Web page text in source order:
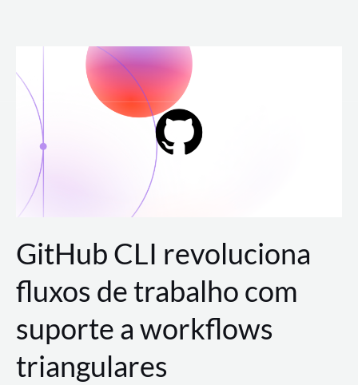
para
conteúdo
GitHub CLI revoluciona
fluxos de trabalho com
suporte a workflows
triangulares